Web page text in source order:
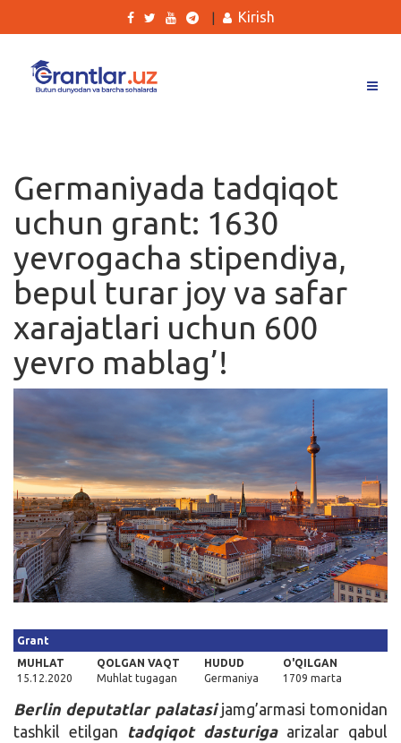
Ishlar
Kurslar
Blog
Yana
Qidirish
Kirish
Kirish
Germaniyada tadqiqot
uchun grant: 1630
yevrogacha stipendiya,
bepul turar joy va safar
xarajatlari uchun 600
yevro mablag’!
Grant
MUHLAT
15.12.2020
QOLGAN VAQT
Muhlat tugagan
HUDUD
Germaniya
O'QILGAN
1709 marta
Berlin deputatlar palatasijamg’armasi tomonidan
tashkil etilgan tadqiqot dasturigaarizalar qabul